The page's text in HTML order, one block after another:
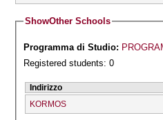
ShowOther Schools
Programma di Studio:
Registered students: 0
Indirizzo
KORMOS